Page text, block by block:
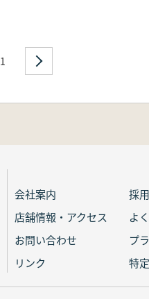
1
会社案内
採
店舗情報・アクセス
よ
お問い合わせ
プ
リンク
特